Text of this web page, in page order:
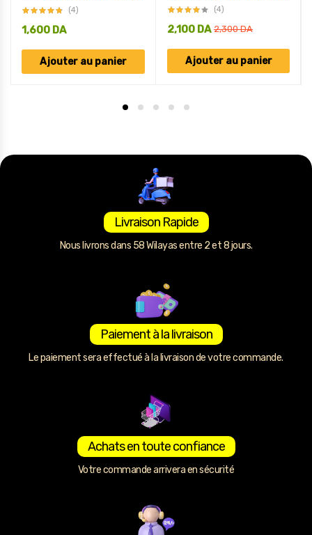
(4)
1,600 DA
Ajouter au panier
(4)
2,300DA
2,100 DA
Ajouter au panier
Livraison Rapide
Nous livrons dans 58 Wilayas entre 2 et 8 jours.
Paiement à la livraison
Le paiement sera effectué à la livraison de votre commande.
Achats en toute confiance
Votre commande arrivera en sécurité